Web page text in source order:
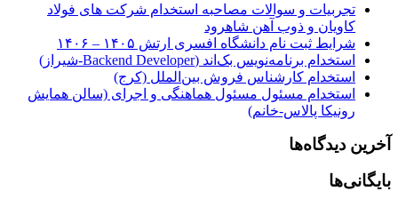
تجربیات و سوالات مصاحبه استخدام شرکت های فولاد
کاویان و ذوب آهن شاهرود
شرایط ثبت نام دانشگاه افسری ارتش ۱۴۰۵ – ۱۴۰۶
استخدام برنامه‌نویس بک‌اند (Backend Developer-شیراز)
استخدام کارشناس فروش بین‌الملل (کرج)
استخدام مسئول مسئول هماهنگی و اجرای (سالن همایش
رونیکا پالاس-خانم)
آخرین دیدگاه‌ها
بایگانی‌ها